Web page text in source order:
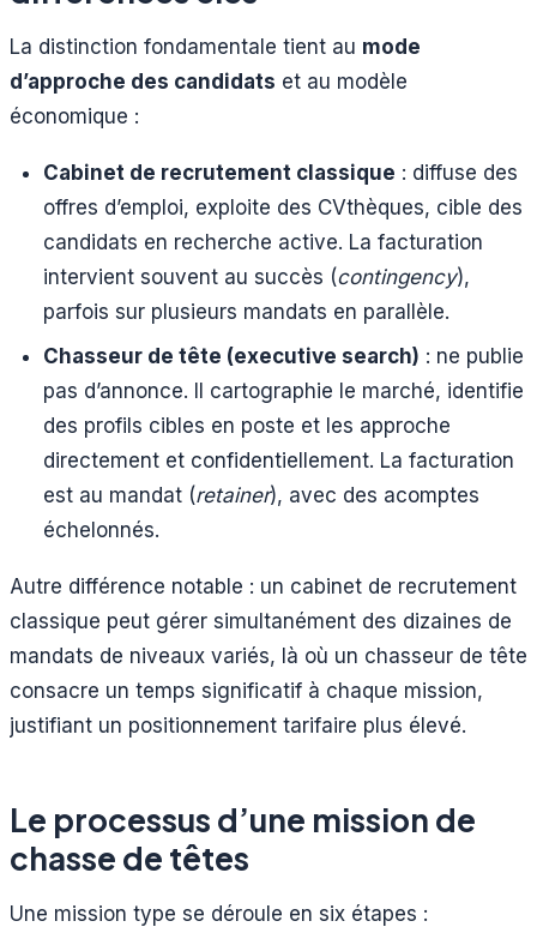
La distinction fondamentale tient au mode
d’approche des candidats et au modèle
économique :
Cabinet de recrutement classique : diffuse des
offres d’emploi, exploite des CVthèques, cible des
candidats en recherche active. La facturation
intervient souvent au succès (contingency),
parfois sur plusieurs mandats en parallèle.
Chasseur de tête (executive search) : ne publie
pas d’annonce. Il cartographie le marché, identifie
des profils cibles en poste et les approche
directement et confidentiellement. La facturation
est au mandat (retainer), avec des acomptes
échelonnés.
Autre différence notable : un cabinet de recrutement
classique peut gérer simultanément des dizaines de
mandats de niveaux variés, là où un chasseur de tête
consacre un temps significatif à chaque mission,
justifiant un positionnement tarifaire plus élevé.
Le processus d’une mission de
chasse de têtes
Une mission type se déroule en six étapes :